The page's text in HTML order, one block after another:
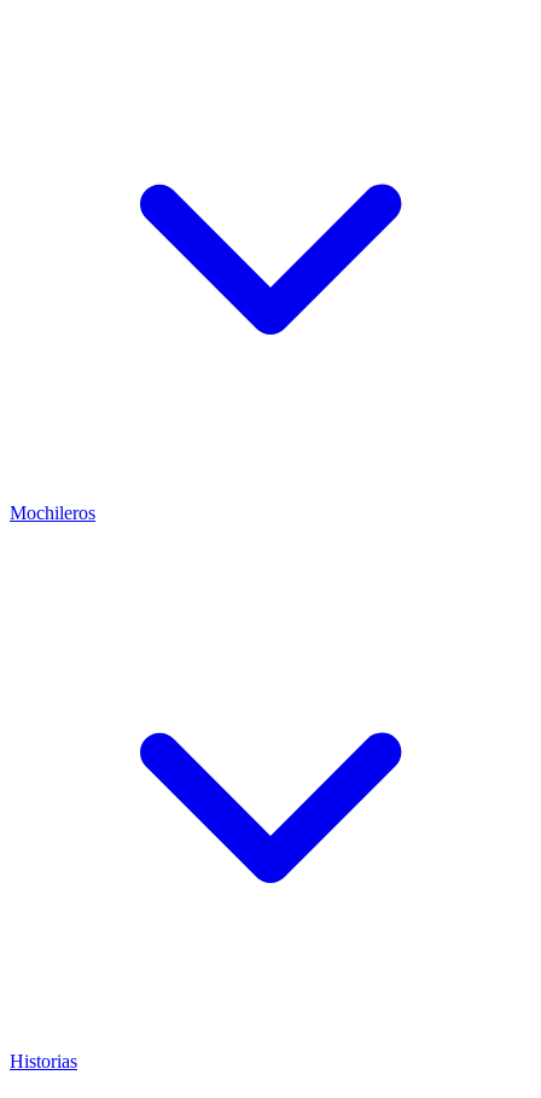
Mochileros
Historias